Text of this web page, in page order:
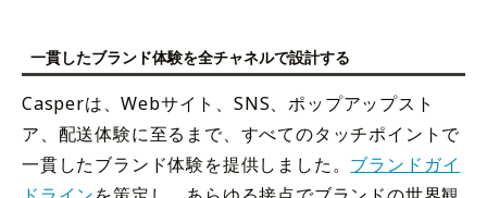
一貫したブランド体験を全チャネルで設計する
Casperは、Webサイト、SNS、ポップアップスト
ア、配送体験に至るまで、すべてのタッチポイントで
一貫したブランド体験を提供しました。 ブランドガイ